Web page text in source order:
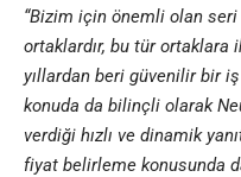
“Bizim için önemli olan
ortaklardır, bu tür ortaklara
yıllardan beri güvenilir bir
konuda da bilinçli olarak
verdiği hızlı ve dinamik
fiyat belirleme konusunda